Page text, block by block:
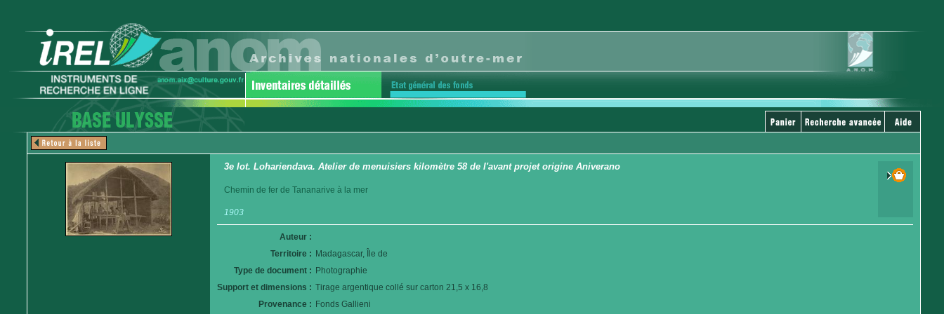
3e lot. Lohariendava. Atelier de menuisiers kilomètre 58 de l'avant projet origine Aniverano
Chemin de fer de Tananarive à la mer
1903
Auteur :
Territoire : Madagascar, Île de
Type de document : Photographie
Support et dimensions : Tirage argentique collé sur carton 21,5 x 16,8
Provenance : Fonds Gallieni